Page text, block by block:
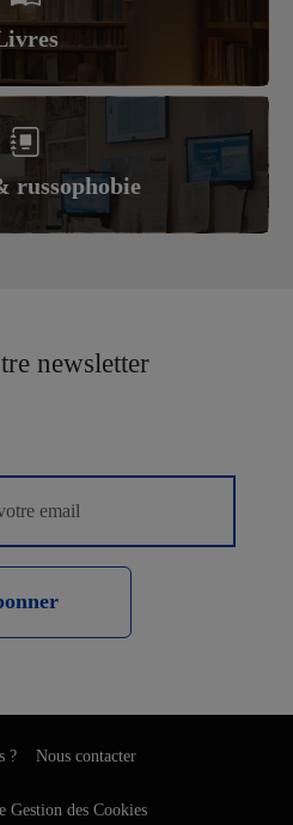
russophobie
newsletter
? Nous contacter
Gestion des Cookies